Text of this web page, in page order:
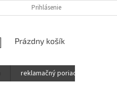
Prihlásenie
NÁKUPNÝ
Prázdny košík
reklamačný poriadok